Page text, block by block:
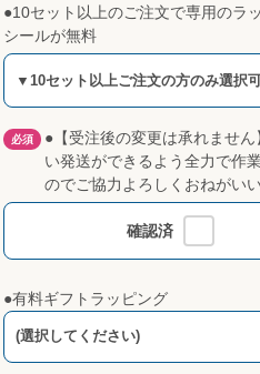
●10セット以上のご注文で専用のラ
シールが無料
▼10セット以上ご注文の方のみ選択
必須
●【受注後の変更は承れませ
い発送ができるよう全力で作
のでご協力よろしくおねがい
確認済
●有料ギフトラッピング
(選択してください)